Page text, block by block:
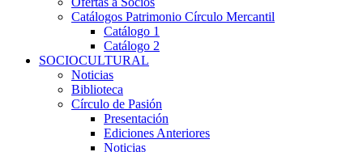
Catálogos Patrimonio Círculo Mercantil
Catálogo 1
Catálogo 2
SOCIOCULTURAL
Noticias
Biblioteca
Círculo de Pasión
Presentación
Ediciones Anteriores
Noticias